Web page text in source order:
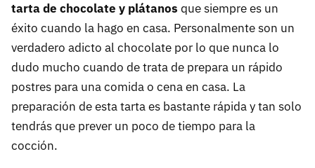
tarta de chocolate y plátanos que siempre es un
éxito cuando la hago en casa. Personalmente son un
verdadero adicto al chocolate por lo que nunca lo
dudo mucho cuando de trata de prepara un rápido
postres para una comida o cena en casa. La
preparación de esta tarta es bastante rápida y tan solo
tendrás que prever un poco de tiempo para la
cocción.